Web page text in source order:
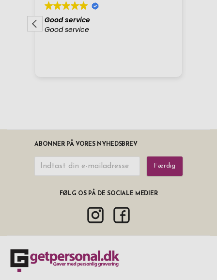
ABONNER PÅ VORES NYHEDSBREV
Færdig
FØLG OS PÅ DE SOCIALE MEDIER